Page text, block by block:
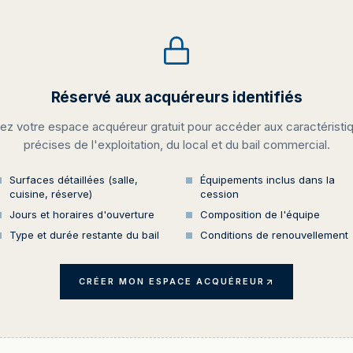
Réservé aux acquéreurs identifiés
votre espace acquéreur gratuit pour accéder aux
précises de l'exploitation, du local et du bail commercial.
Surfaces détaillées (salle,
cuisine, réserve)
Équipements inclus dans la
cession
Jours et horaires d'ouverture
Composition de l'équipe
Type et durée restante du bail
Conditions de renouvellement
CRÉER MON ESPACE ACQUÉREUR